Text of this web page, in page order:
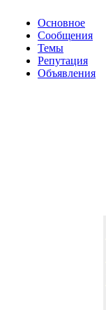
Основное
Сообщения
Темы
Репутация
Объявления